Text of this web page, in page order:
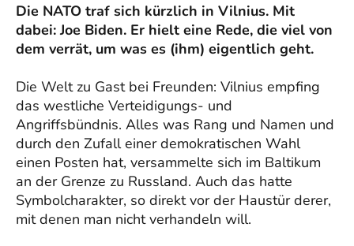
Die NATO traf sich kürzlich in Vilnius. Mit
dabei: Joe Biden. Er hielt eine Rede, die viel von
dem verrät, um was es (ihm) eigentlich geht.
Die Welt zu Gast bei Freunden: Vilnius empfing
das westliche Verteidigungs- und
Angriffsbündnis. Alles was Rang und Namen und
durch den Zufall einer demokratischen Wahl
einen Posten hat, versammelte sich im Baltikum
an der Grenze zu Russland. Auch das hatte
Symbolcharakter, so direkt vor der Haustür derer,
mit denen man nicht verhandeln will.